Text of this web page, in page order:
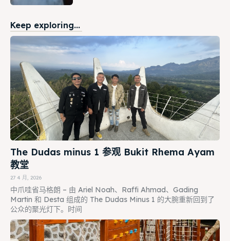
Keep exploring...
The Dudas minus 1 参观 Bukit Rhema Ayam
教堂
27 4 月, 2026
中爪哇省马格朗 – 由 Ariel Noah、Raffi Ahmad、Gading
Martin 和 Desta 组成的 The Dudas Minus 1 的大腕重新回到了
公众的聚光灯下。时间